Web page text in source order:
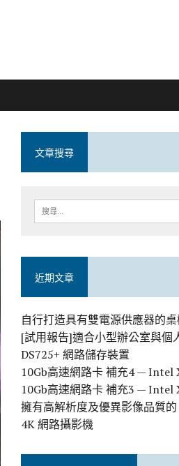
文章搜尋
近期文章
自行打造具有雙電源供應器的
[試用報告]適合小型辦公室與個
DS725+ 網路儲存裝置
10Gb高速網路卡 補充4 — Intel
10Gb高速網路卡 補充3 — Intel
擁有高解析度及優異影像品質
4K 網路攝影機